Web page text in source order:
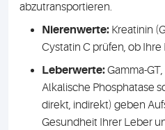
abzutransportieren.
Nierenwerte: Kreatinin
Cystatin C prüfen, ob
Leberwerte:Gamma-
Alkalische Phosphatase
direkt, indirekt) geben
Gesundheit Ihrer Leber